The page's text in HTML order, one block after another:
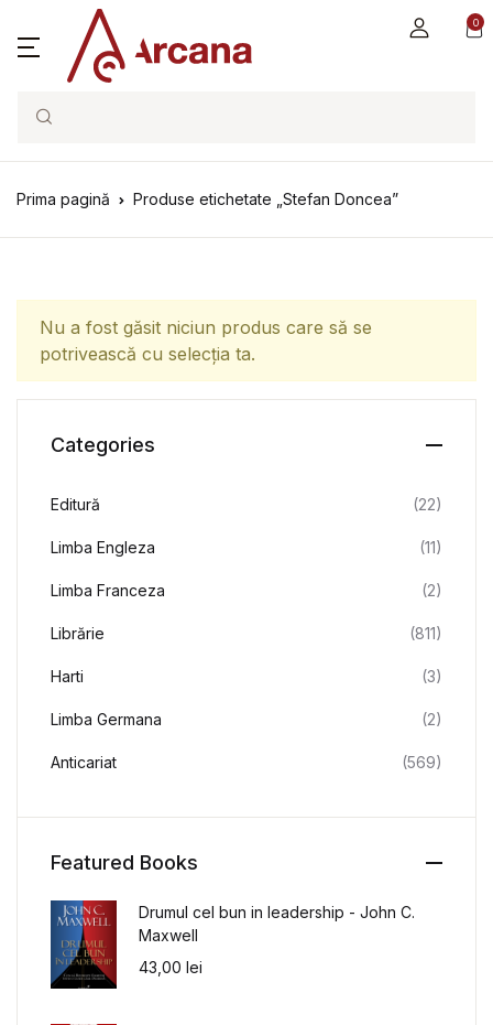
0
Search
Prima pagină Produse etichetate „Stefan Doncea”
Nu a fost găsit niciun produs care să se
potrivească cu selecția ta.
Categories
Editură (22)
Limba Engleza (11)
Limba Franceza (2)
Librărie (811)
Harti (3)
Limba Germana (2)
Anticariat (569)
Featured Books
Drumul cel bun in leadership - John C.
Maxwell
43,00 lei